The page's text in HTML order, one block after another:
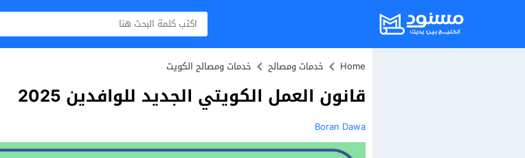
Home خدمات ومصالح خدمات ومصالح الكويت
قانون العمل الكويتي الجديد للوافدين 2025
Boran Dawa